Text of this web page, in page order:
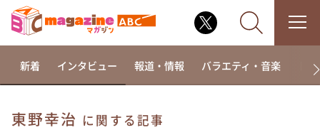
新着 インタビュー 報道・情報 バラエティ・音楽 ド
東野幸治 に関する記事